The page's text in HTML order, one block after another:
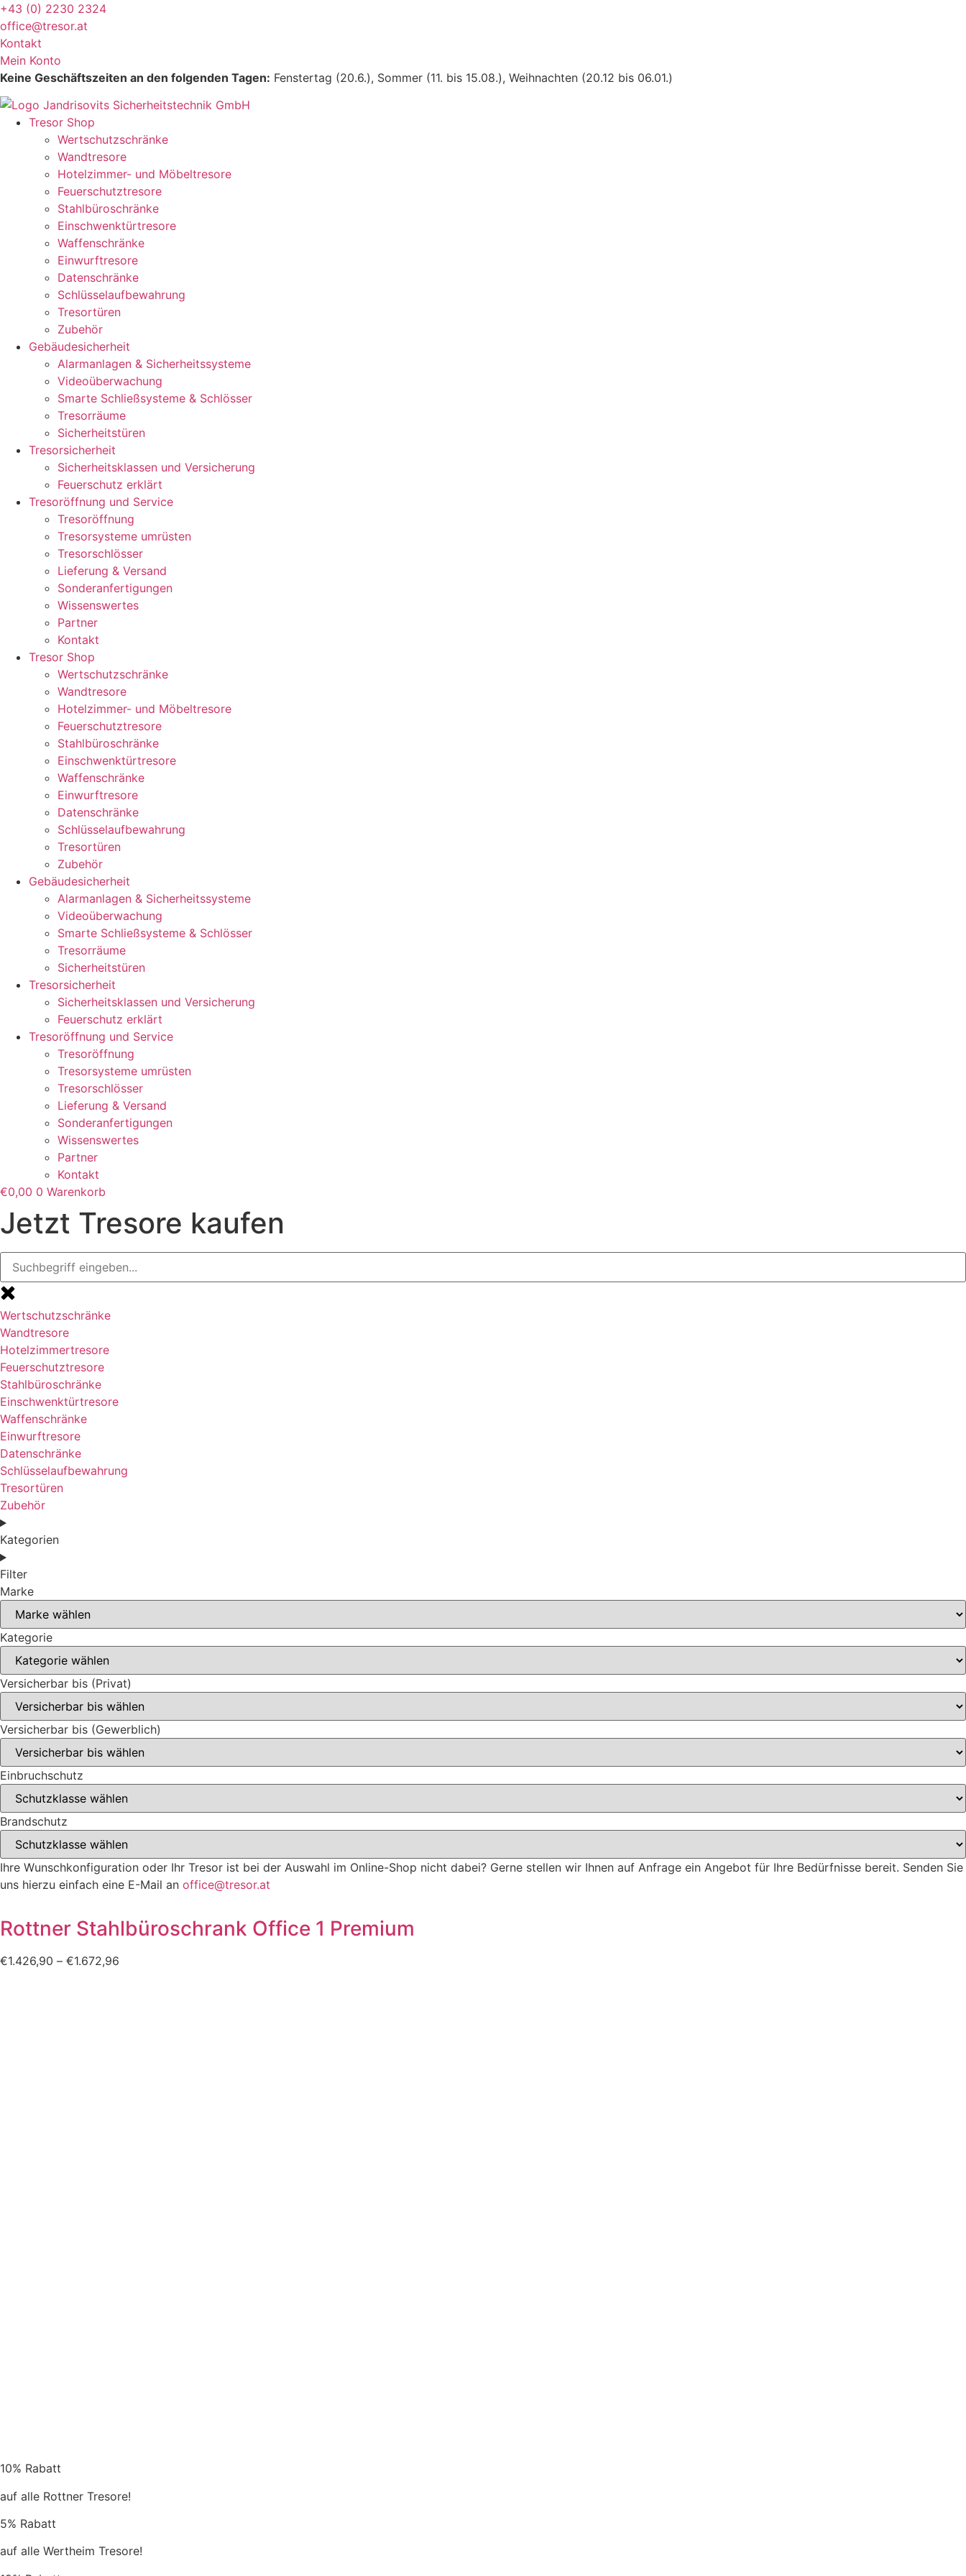
Zum
Inhalt
wechseln
+43 (0) 2230 2324
office@tresor.at
Kontakt
Mein Konto
Keine Geschäftszeiten an den folgenden Tagen: Fenstertag (20.6.), Sommer (11. bis 15.08.), Weihnachten (20.12 bis 06.01.)
Tresor Shop
Wertschutzschränke
Wandtresore
Hotelzimmer- und Möbeltresore
Feuerschutztresore
Stahlbüroschränke
Einschwenktürtresore
Waffenschränke
Einwurftresore
Datenschränke
Schlüsselaufbewahrung
Tresortüren
Zubehör
Gebäudesicherheit
Alarmanlagen & Sicherheitssysteme
Videoüberwachung
Smarte Schließsysteme & Schlösser
Tresorräume
Sicherheitstüren
Tresorsicherheit
Sicherheitsklassen und Versicherung
Feuerschutz erklärt
Tresoröffnung und Service
Tresoröffnung
Tresorsysteme umrüsten
Tresorschlösser
Lieferung & Versand
Sonderanfertigungen
Wissenswertes
Partner
Kontakt
Tresor Shop
Wertschutzschränke
Wandtresore
Hotelzimmer- und Möbeltresore
Feuerschutztresore
Stahlbüroschränke
Einschwenktürtresore
Waffenschränke
Einwurftresore
Datenschränke
Schlüsselaufbewahrung
Tresortüren
Zubehör
Gebäudesicherheit
Alarmanlagen & Sicherheitssysteme
Videoüberwachung
Smarte Schließsysteme & Schlösser
Tresorräume
Sicherheitstüren
Tresorsicherheit
Sicherheitsklassen und Versicherung
Feuerschutz erklärt
Tresoröffnung und Service
Tresoröffnung
Tresorsysteme umrüsten
Tresorschlösser
Lieferung & Versand
Sonderanfertigungen
Wissenswertes
Partner
Kontakt
€0,00 0 Warenkorb
Jetzt Tresore kaufen
Wertschutzschränke
Wandtresore
Hotelzimmertresore
Feuerschutztresore
Stahlbüroschränke
Einschwenktürtresore
Waffenschränke
Einwurftresore
Datenschränke
Schlüsselaufbewahrung
Tresortüren
Zubehör
Kategorien
Filter
Marke
Kategorie
Versicherbar bis (Privat)
Versicherbar bis (Gewerblich)
Einbruchschutz
Brandschutz
Ihre Wunschkonfiguration oder Ihr Tresor ist bei der Auswahl im Online-Shop nicht dabei? Gerne stellen wir Ihnen auf Anfrage ein Angebot für Ihre Bedürfnisse bereit. Senden Sie
uns hierzu einfach eine E-Mail an office@tresor.at
Rottner Stahlbüroschrank Office 1 Premium
€1.426,90 – €1.672,96
10% Rabatt
auf alle Rottner Tresore!
5% Rabatt
auf alle Wertheim Tresore!